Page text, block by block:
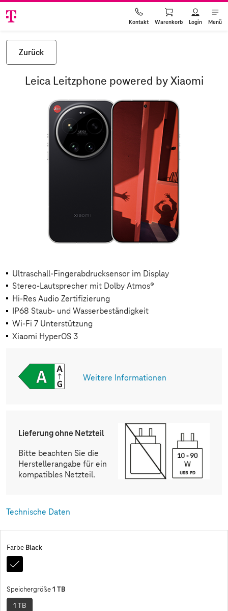
Kontakt Warenkorb Login Menü
Zurück
Leica Leitzphone powered by Xiaomi
Ultraschall-Fingerabdrucksensor im Display
Stereo-Lautsprecher mit Dolby Atmos®
Hi-Res Audio Zertifizierung
IP68 Staub- und Wasserbeständigkeit
Wi-Fi 7 Unterstützung
Xiaomi HyperOS 3
Weitere Informationen
Lieferung ohne Netzteil
Bitte beachten Sie die
Herstellerangabe für ein
kompatibles Netzteil.
Technische Daten
Farbe Black
Black
Speichergröße 1 TB
1 TB